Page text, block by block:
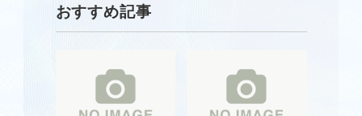
おすすめ記事